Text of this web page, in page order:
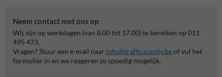
Neem contact met ons op
Wij zijn op werkdagen (van 8.00 tot 17.00) te bereiken op 011
495 473.
Vragen? Stuur een e-mail naar info@trafficsupply.beof vul het
formulier in en we reageren zo spoedig mogelijk.